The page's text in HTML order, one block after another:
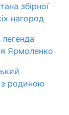
збірної
нагород
Ярмоленко
з родиною